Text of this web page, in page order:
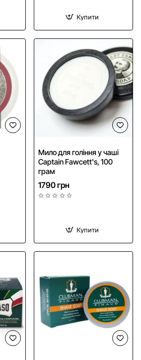
Купити
Мило для гоління у чаші
Captain Fawcett's, 100
грам
1790 грн
Купити